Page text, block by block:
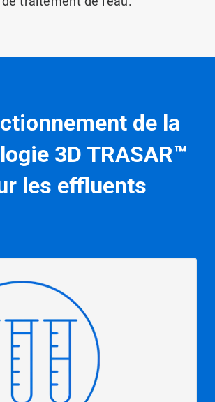
de la
3D TRASAR™
les effluents